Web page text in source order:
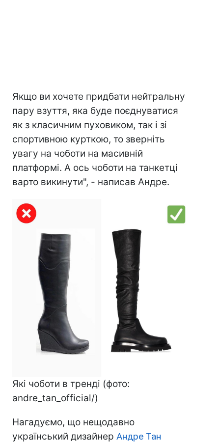
Якщо ви хочете придбати нейтральну
пару взуття, яка буде поєднуватися
як з класичним пуховиком, так і зі
спортивною курткою, то зверніть
увагу на чоботи на масивній
платформі. А ось чоботи на танкетці
варто викинути", - написав Андре.
Які чоботи в тренді (фото:
andre_tan_official/)
Нагадуємо, що нещодавно
український дизайнер Андре Тан